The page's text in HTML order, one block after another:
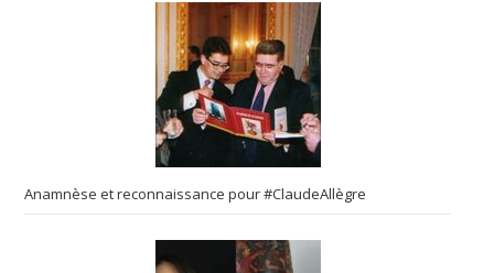
Anamnèse et reconnaissance pour #ClaudeAllègre